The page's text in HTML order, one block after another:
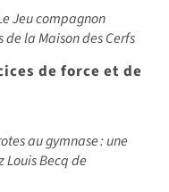
Jeu compagnon
de la Maison des Cerfs
de force et de
au gymnase: une
Louis Becq de